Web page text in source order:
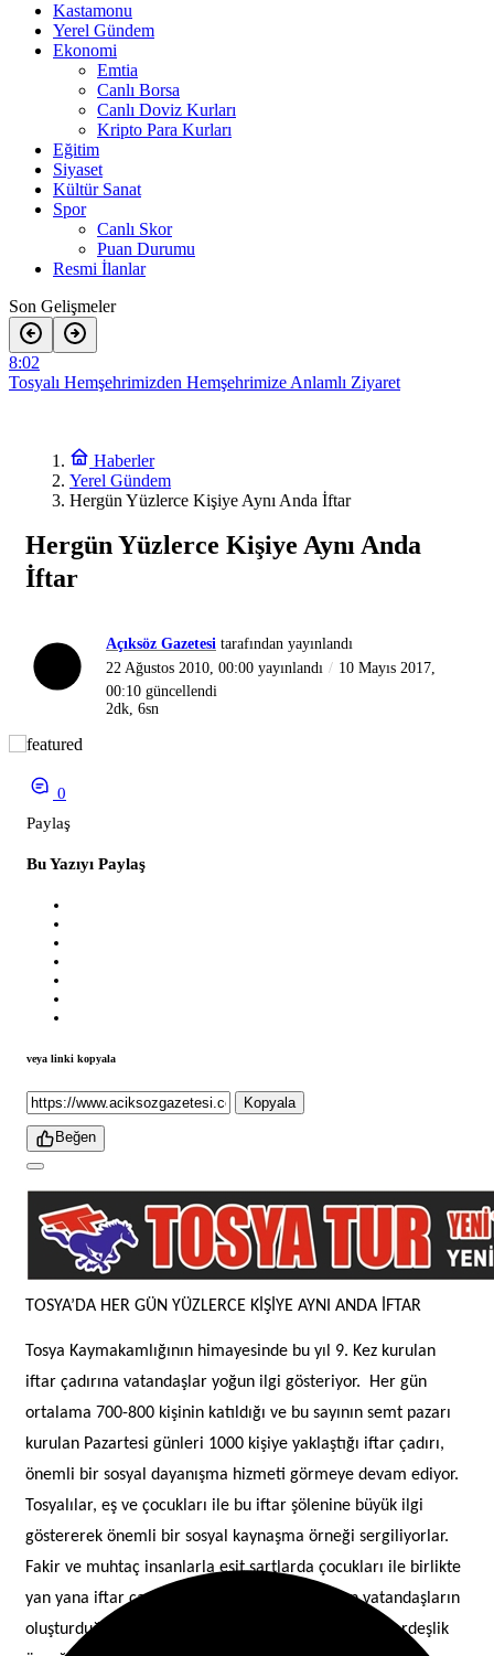
Kastamonu
Yerel Gündem
Ekonomi
Emtia
Canlı Borsa
Canlı Doviz Kurları
Kripto Para Kurları
Eğitim
Siyaset
Kültür Sanat
Spor
Canlı Skor
Puan Durumu
Resmi İlanlar
Son Gelişmeler
8:02
Tosyalı Hemşehrimizden Hemşehrimize Anlamlı Ziyaret
MHP Tosya İlçe Teşkilatında Güven Tazeleyen Suat Bazlamaçcı
18:29
Tosya’da Açık Hava Sinema Etkinliği Düzenleniyor
Haberler
Yerel Gündem
Hergün Yüzlerce Kişiye Aynı Anda İftar
Hergün Yüzlerce Kişiye Aynı Anda
İftar
Açıksöz Gazetesi tarafından yayınlandı
22 Ağustos 2010, 00:00 yayınlandı
10 Mayıs 2017,
00:10 güncellendi
2dk, 6sn
0
Paylaş
Bu Yazıyı Paylaş
veya linki kopyala
Kopyala
Beğen
TOSYA’DA HER GÜN YÜZLERCE KİŞİYE AYNI ANDA İFTAR
Tosya Kaymakamlığının himayesinde bu yıl 9. Kez kurulan
iftar çadırına vatandaşlar yoğun ilgi gösteriyor.
Her gün
ortalama 700-800 kişinin katıldığı ve bu sayının semt pazarı
kurulan Pazartesi günleri 1000 kişiye yaklaştığı iftar çadırı,
önemli bir sosyal dayanışma hizmeti görmeye devam ediyor.
Tosyalılar, eş ve çocukları ile bu iftar şölenine büyük ilgi
göstererek önemli bir sosyal kaynaşma örneği sergiliyorlar.
Fakir ve muhtaç insanlarla eşit şartlarda çocukları ile birlikte
yan yana iftar çadırında yemek sırası bekleyen vatandaşların
oluşturduğu manzara, İslam dininin dayanışma ve kardeşlik